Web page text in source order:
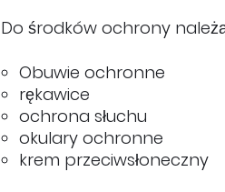
Do środków ochrony
Obuwie ochronne
rękawice
ochrona słuchu
okulary ochronne
krem przeciwsłoneczny